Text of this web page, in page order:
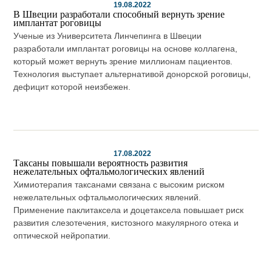
19.08.2022
В Швеции разработали способный вернуть зрение
имплантат роговицы
Ученые из Университета Линчепинга в Швеции
разработали имплантат роговицы на основе коллагена,
который может вернуть зрение миллионам пациентов.
Технология выступает альтернативой донорской роговицы,
дефицит которой неизбежен.
17.08.2022
Таксаны повышали вероятность развития
нежелательных офтальмологических явлений
Химиотерапия таксанами связана с высоким риском
нежелательных офтальмологических явлений.
Применение паклитаксела и доцетаксела повышает риск
развития слезотечения, кистозного макулярного отека и
оптической нейропатии.